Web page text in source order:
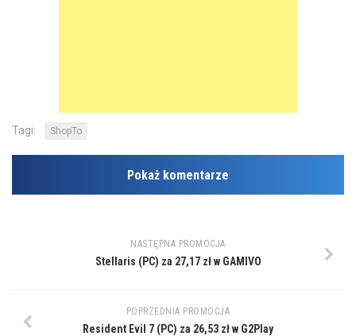
Tagi: ShopTo
Pokaż komentarze
NASTĘPNA PROMOCJA
Stellaris (PC) za 27,17 zł w GAMIVO
POPRZEDNIA PROMOCJA
Resident Evil 7 (PC) za 26,53 zł w G2Play